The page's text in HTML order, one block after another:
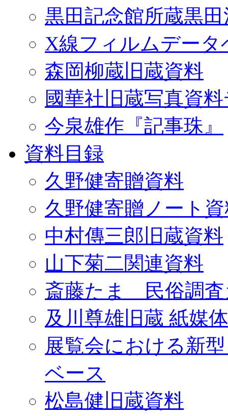
黒田記念館所蔵黒
X線フィルムデータ
森岡柳蔵旧蔵資料
國華社旧蔵写真資
今泉雄作『記事珠』
資料目録
久野健寄贈資料
久野健寄贈ノート
中村傳三郎旧蔵資料
山下菊二関連資料
斎藤たま 民俗調査
及川尊雄旧蔵 紙媒
展覧会における新
ベース
松島健旧蔵資料